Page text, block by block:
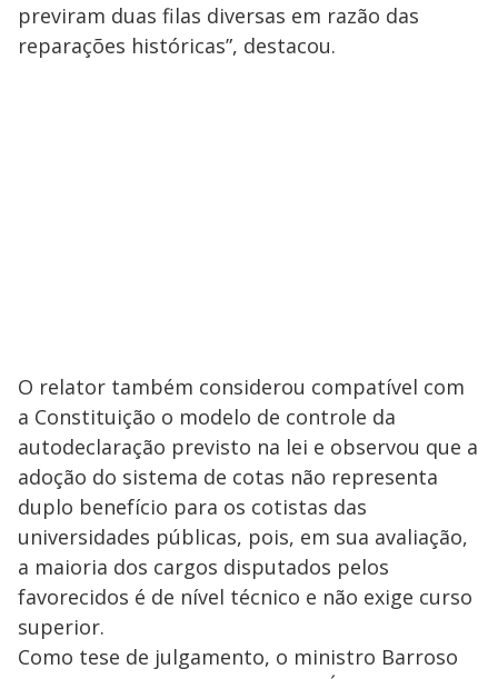
previram duas filas diversas em razão das
reparações históricas”, destacou.
O relator também considerou compatível com
a Constituição o modelo de controle da
autodeclaração previsto na lei e observou que a
adoção do sistema de cotas não representa
duplo benefício para os cotistas das
universidades públicas, pois, em sua avaliação,
a maioria dos cargos disputados pelos
favorecidos é de nível técnico e não exige curso
superior.
Como tese de julgamento, o ministro Barroso